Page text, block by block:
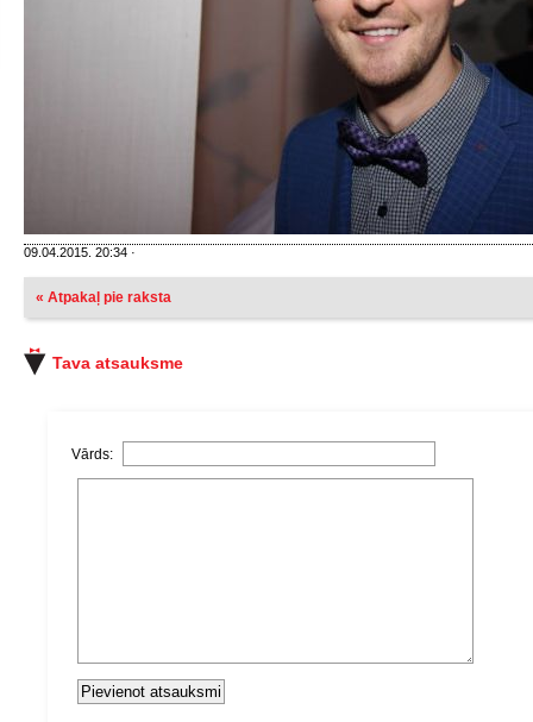
09.04.2015. 20:34 ·
« Atpakaļ pie raksta
Tava atsauksme
Vārds: